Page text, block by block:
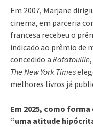
Em 2007, Marjane
cinema, em parceria
francesa recebeu o
indicado ao prêmio de
concedido a Ratatouille
The New York Times
melhores livros já
Em 2025, como
“uma atitude